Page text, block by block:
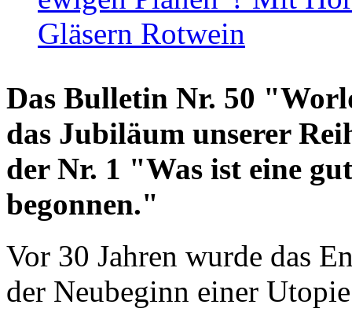
Gläsern Rotwein
Das Bulletin Nr. 50
das Jubiläum unserer
der Nr. 1 "Was ist eine
begonnen."
Vor 30 Jahren wurde das
der Neubeginn einer